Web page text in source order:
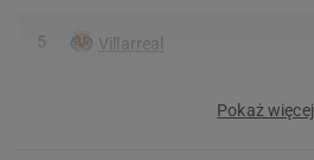
5 Villarreal
Pokaż więcej